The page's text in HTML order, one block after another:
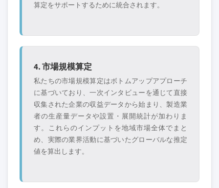
算定をサポートするために統合されます。
4. 市場規模算定
私たちの市場規模算定はボトムアップアプローチ
に基づいており、一次インタビューを通じて直接
収集された企業の収益データから始まり、製造業
者の生産量データや設置・展開統計が加わりま
す。これらのインプットを地域市場全体でまと
め、実際の業界活動に基づいたグローバルな推定
値を算出します。